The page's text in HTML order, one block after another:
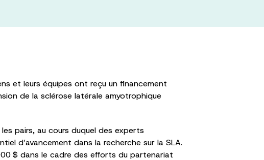
et leurs équipes ont reçu un financement
de la sclérose latérale amyotrophique
pairs, au cours duquel des experts
d’avancement dans la recherche sur la SLA.
$ dans le cadre des efforts du partenariat